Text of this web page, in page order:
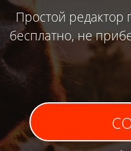
Простой редактор
бесплатно, не